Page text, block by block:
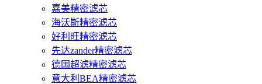
嘉美精密滤芯
海沃斯精密滤芯
好利旺精密滤芯
先达zander精密滤芯
德国超滤精密滤芯
意大利BEA精密滤芯